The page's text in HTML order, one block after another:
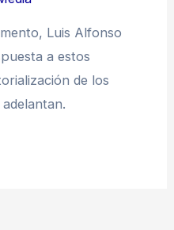
Luis Alfonso
a estos
de los